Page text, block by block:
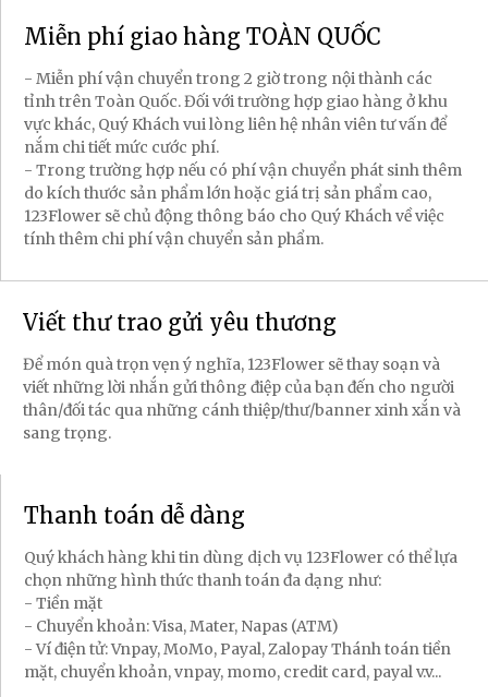
Miễn phí giao hàng TOÀN QUỐC
- Miễn phí vận chuyển trong 2 giờ trong nội thành các
tỉnh trên Toàn Quốc. Đối với trường hợp giao hàng ở khu
vực khác, Quý Khách vui lòng liên hệ nhân viên tư vấn để
nắm chi tiết mức cước phí.
- Trong trường hợp nếu có phí vận chuyển phát sinh thêm
do kích thước sản phẩm lớn hoặc giá trị sản phẩm cao,
123Flower sẽ chủ động thông báo cho Quý Khách về việc
tính thêm chi phí vận chuyển sản phẩm.
Viết thư trao gửi yêu thương
Để món quà trọn vẹn ý nghĩa, 123Flower sẽ thay soạn và
viết những lời nhắn gửi thông điệp của bạn đến cho người
thân/đối tác qua những cánh thiệp/thư/banner xinh xắn và
sang trọng.
Thanh toán dễ dàng
Quý khách hàng khi tin dùng dịch vụ 123Flower có thể lựa
chọn những hình thức thanh toán đa dạng như:
- Tiền mặt
- Chuyển khoản: Visa, Mater, Napas (ATM)
- Ví điện tử: Vnpay, MoMo, Payal, Zalopay Thánh toán tiền
mặt, chuyển khoản, vnpay, momo, credit card, payal v.v...